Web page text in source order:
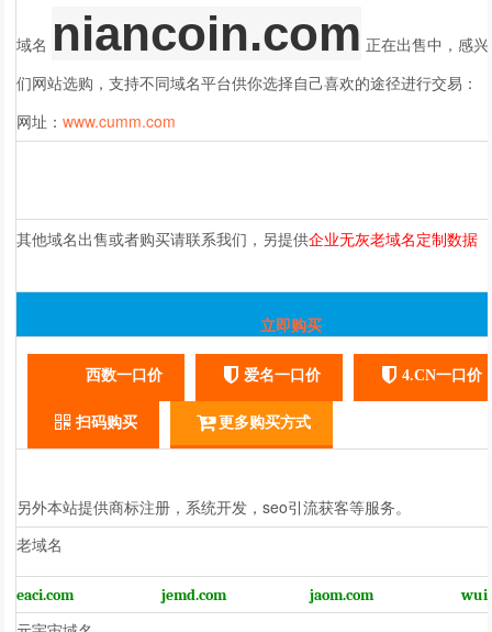
域名 niancoin.com 正在出售中，感
们网站选购，支持不同域名平台供你选择自己喜欢的途径进行交易：
网址：www.cumm.com
其他域名出售或者购买请联系我们，另提供企业无灰老域名定制数据
立即购买
西数一口价 爱名一口价 4.CN一口价
扫码购买 更多购买方式
另外本站提供商标注册，系统开发，seo引流获客等服务。
老域名
eaci.com jemd.com jaom.com